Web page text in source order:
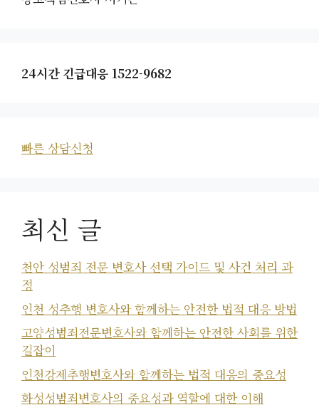
24시간 긴급대응 1522-9682
빠른 상담신청
최신 글
천안 성범죄 전문 변호사 선택 가이드 및 사건 처리 과
정
인천 성추행 변호사와 함께하는 안전한 법적 대응 방법
고양성범죄전문변호사와 함께하는 안전한 사회를 위한
길잡이
인천강제추행변호사와 함께하는 법적 대응의 중요성
화성성범죄변호사의 중요성과 역할에 대한 이해